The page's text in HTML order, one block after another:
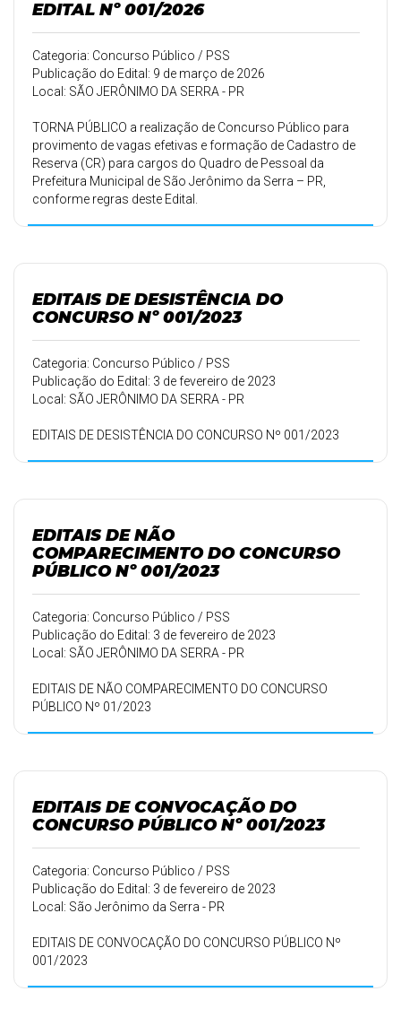
EDITAL Nº 001/2026
Categoria: Concurso Público / PSS
Publicação do Edital: 9 de março de 2026
Local: SÃO JERÔNIMO DA SERRA - PR
TORNA PÚBLICO a realização de Concurso Público para
provimento de vagas efetivas e formação de Cadastro de
Reserva (CR) para cargos do Quadro de Pessoal da
Prefeitura Municipal de São Jerônimo da Serra – PR,
conforme regras deste Edital.
EDITAIS DE DESISTÊNCIA DO
CONCURSO Nº 001/2023
Categoria: Concurso Público / PSS
Publicação do Edital: 3 de fevereiro de 2023
Local: SÃO JERÔNIMO DA SERRA - PR
EDITAIS DE DESISTÊNCIA DO CONCURSO Nº 001/2023
EDITAIS DE NÃO
COMPARECIMENTO DO CONCURSO
PÚBLICO Nº 001/2023
Categoria: Concurso Público / PSS
Publicação do Edital: 3 de fevereiro de 2023
Local: SÃO JERÔNIMO DA SERRA - PR
EDITAIS DE NÃO COMPARECIMENTO DO CONCURSO
PÚBLICO Nº 01/2023
EDITAIS DE CONVOCAÇÃO DO
CONCURSO PÚBLICO Nº 001/2023
Categoria: Concurso Público / PSS
Publicação do Edital: 3 de fevereiro de 2023
Local: São Jerônimo da Serra - PR
EDITAIS DE CONVOCAÇÃO DO CONCURSO PÚBLICO Nº
001/2023